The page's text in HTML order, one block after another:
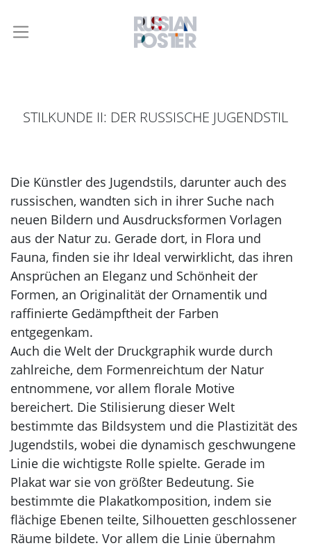
STILKUNDE II: DER RUSSISCHE JUGENDSTIL
Die Künstler des Jugendstils, darunter auch des
russischen, wandten sich in ihrer Suche nach
neuen Bildern und Ausdrucksformen Vorlagen
aus der Natur zu. Gerade dort, in Flora und
Fauna, finden sie ihr Ideal verwirklicht, das ihren
Ansprüchen an Eleganz und Schönheit der
Formen, an Originalität der Ornamentik und
raffinierte Gedämpftheit der Farben
entgegenkam.
Auch die Welt der Druckgraphik wurde durch
zahlreiche, dem Formenreichtum der Natur
entnommene, vor allem florale Motive
bereichert. Die Stilisierung dieser Welt
bestimmte das Bildsystem und die Plastizität des
Jugendstils, wobei die dynamisch geschwungene
Linie die wichtigste Rolle spielte. Gerade im
Plakat war sie von größter Bedeutung. Sie
bestimmte die Plakatkomposition, indem sie
flächige Ebenen teilte, Silhouetten geschlossener
Räume bildete. Vor allem die Linie übernahm